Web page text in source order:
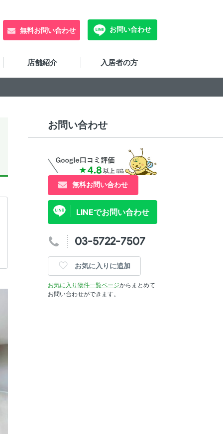
無料お問い合わせ お問い合わせ
店舗紹介 入居者の方
お問い合わせ
無料お問い合わせ
LINEでお問い合わせ
03-5722-7507
お気に入りに追加
お気に入り物件一覧ページからまとめて
お問い合わせができます。